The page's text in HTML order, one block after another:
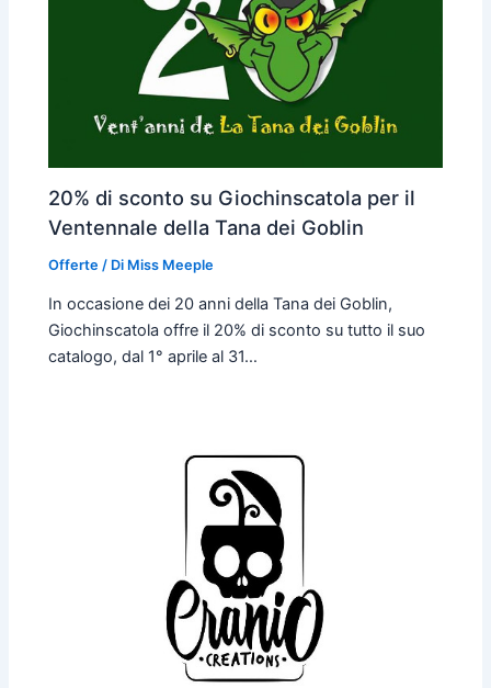
20% di sconto su Giochinscatola per il
Ventennale della Tana dei Goblin
Offerte / Di Miss Meeple
In occasione dei 20 anni della Tana dei Goblin,
Giochinscatola offre il 20% di sconto su tutto il suo
catalogo, dal 1° aprile al 31…